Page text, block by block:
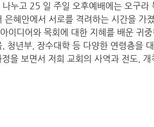
누고 25 일 주일 오후예배에는 오구라
혜안에서 서로를 격려하는 시간을 가
이디어와 목회에 대한 지혜를 배운 귀
청년부, 장수대학 등 다양한 연령층을
을 보면서 저희 교회의 사역과 전도, 개